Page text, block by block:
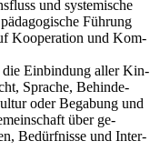
und sys­te­mi­sche
Füh­rung
Ko­ope­ra­ti­on und Kom­
die Ein­bin­dung al­ler Kin­
Spra­che, Be­hin­de­
oder Be­ga­bung und
über ge­
Be­dürf­nis­se und In­ter­